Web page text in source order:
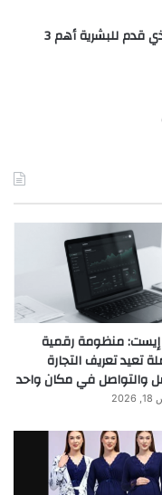
نيكولا تسلا المخترع الذي قدم للبشرية أهم 3
منظومة رقمية
تعيد تعريف التجارة
والتواصل في مكان واحد